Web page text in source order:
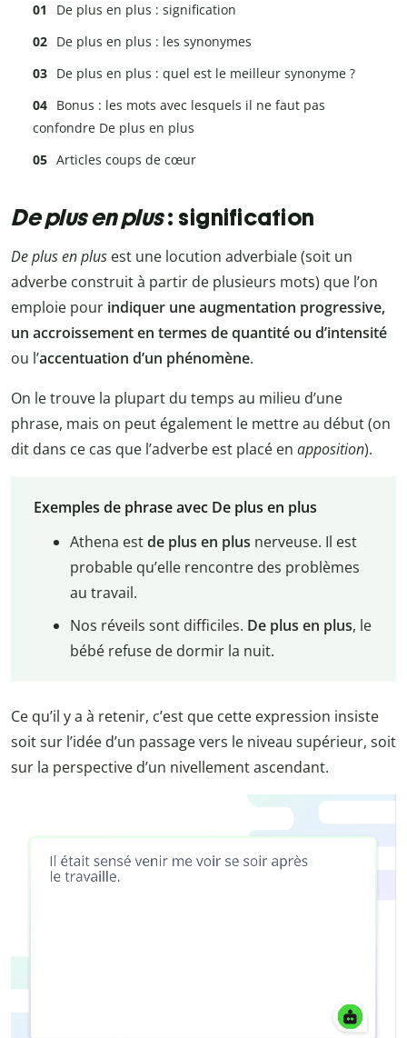
De plus en plus : signification
De plus en plus : les synonymes
De plus en plus : quel est le meilleur synonyme ?
Bonus : les mots avec lesquels il ne faut pas
confondre De plus en plus
Articles coups de cœur
De plus en plus: signification
De plus en plus est une locution adverbiale (soit un
adverbe construit à partir de plusieurs mots) que l’on
emploie pour indiquer une augmentation progressive,
un accroissement en termes de quantité ou d’intensité
ou l’accentuation d’un phénomène.
On le trouve la plupart du temps au milieu d’une
phrase, mais on peut également le mettre au début (on
dit dans ce cas que l’adverbe est placé en apposition).
Exemples de phrase avec De plus en plus
Athena estde plus en plus nerveuse. Il est
probable qu’elle rencontre des problèmes
au travail.
Nos réveils sont difficiles. De plus en plus, le
bébé refuse de dormir la nuit.
Ce qu’il y a à retenir, c’est que cette expression insiste
soit sur l’idée d’un passage vers le niveau supérieur, soit
sur la perspective d’un nivellement ascendant.